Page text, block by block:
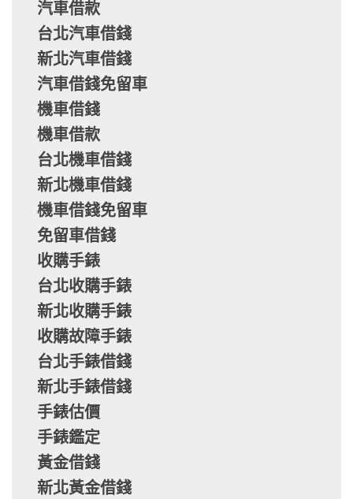
汽車借款
台北汽車借錢
新北汽車借錢
汽車借錢免留車
機車借錢
機車借款
台北機車借錢
新北機車借錢
機車借錢免留車
免留車借錢
收購手錶
台北收購手錶
新北收購手錶
收購故障手錶
台北手錶借錢
新北手錶借錢
手錶估價
手錶鑑定
黃金借錢
新北黃金借錢